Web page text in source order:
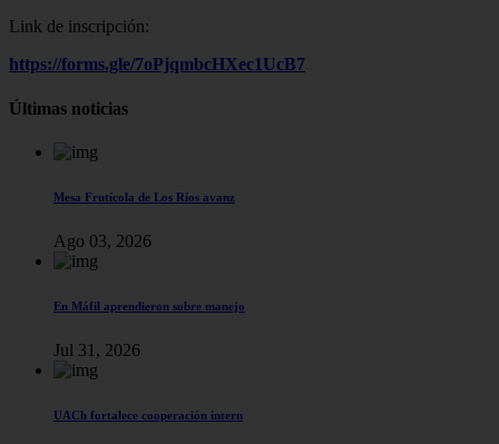
Link de inscripción:
https://forms.gle/7oPjqmbcHXec1UcB7
Últimas noticias
Mesa Frutícola de Los Ríos avanz
Ago 03, 2026
En Máfil aprendieron sobre manejo
Jul 31, 2026
UACh fortalece cooperación intern